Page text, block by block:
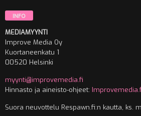
INFO
MEDIAMYYNTI
Improve Media Oy
Kuortaneenkatu 1
00520 Helsinki
myynti@improvemedia.fi
Hinnasto ja aineisto-ohjeet:
Suora neuvottelu Respawn.fi:n kautta, ks.